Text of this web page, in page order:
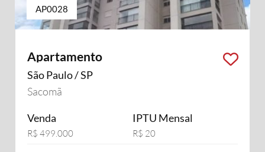
AP0028
Apartamento
São Paulo / SP
Sacomã
Venda
R$ 499.000
IPTU Mensal
R$ 20